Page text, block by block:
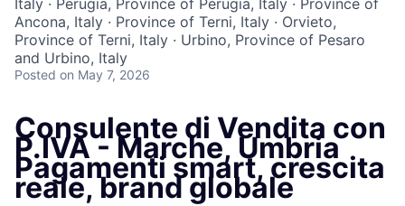
Italy · Perugia, Province of Perugia, Italy · Province of
Ancona, Italy · Province of Terni, Italy · Orvieto,
Province of Terni, Italy · Urbino, Province of Pesaro
and Urbino, Italy
Posted on May 7, 2026
Consulente di Vendita con
P.IVA - Marche, Umbria
Pagamenti smart, crescita
reale, brand globale